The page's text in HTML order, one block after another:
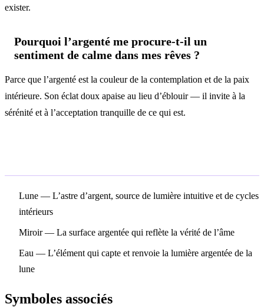
exister.
Pourquoi l’argenté me procure-t-il un
sentiment de calme dans mes rêves ?
Parce que l’argenté est la couleur de la contemplation et de la paix
intérieure. Son éclat doux apaise au lieu d’éblouir — il invite à la
sérénité et à l’acceptation tranquille de ce qui est.
Lune — L’astre d’argent, source de lumière intuitive et de cycles
intérieurs
Miroir— La surface argentée qui reflète la vérité de l’âme
Eau — L’élément qui capte et renvoie la lumière argentée de la
lune
Symboles associés